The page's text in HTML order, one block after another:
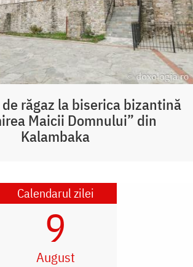
de răgaz la biserica bizantină
Maicii Domnului” din
Kalambaka
Calendarul zilei
9
August